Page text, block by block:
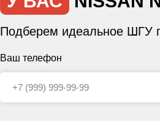
Подберем идеальное ШГУ
Ваш телефон